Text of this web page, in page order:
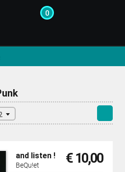
0
and listen !
BeQu!et € 10,00